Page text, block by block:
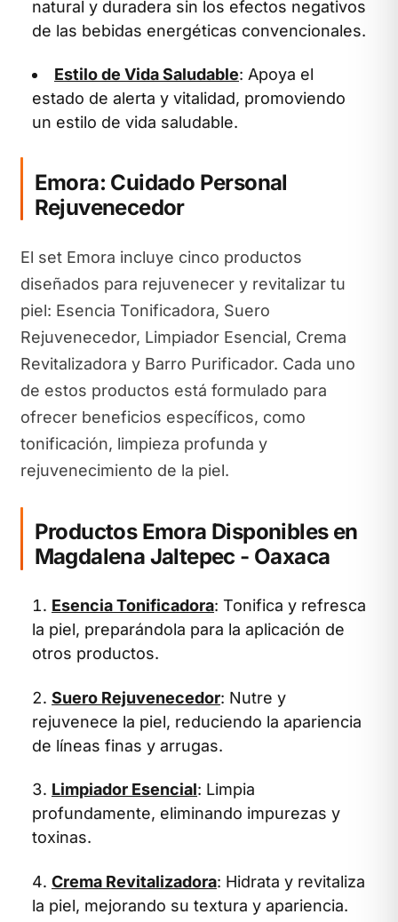
natural y duradera sin los efectos negativos
de las bebidas energéticas convencionales.
Estilo de Vida Saludable: Apoya el
estado de alerta y vitalidad, promoviendo
un estilo de vida saludable.
Emora: Cuidado Personal
Rejuvenecedor
El set Emora incluye cinco productos
diseñados para rejuvenecer y revitalizar tu
piel: Esencia Tonificadora, Suero
Rejuvenecedor, Limpiador Esencial, Crema
Revitalizadora y Barro Purificador. Cada uno
de estos productos está formulado para
ofrecer beneficios específicos, como
tonificación, limpieza profunda y
rejuvenecimiento de la piel.
Productos Emora Disponibles en
Magdalena Jaltepec - Oaxaca
Esencia Tonificadora: Tonifica y refresca
la piel, preparándola para la aplicación de
otros productos.
Suero Rejuvenecedor: Nutre y
rejuvenece la piel, reduciendo la apariencia
de líneas finas y arrugas.
Limpiador Esencial: Limpia
profundamente, eliminando impurezas y
toxinas.
Crema Revitalizadora: Hidrata y revitaliza
la piel, mejorando su textura y apariencia.